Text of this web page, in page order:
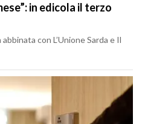
in edicola il terzo
con L’Unione Sarda e Il